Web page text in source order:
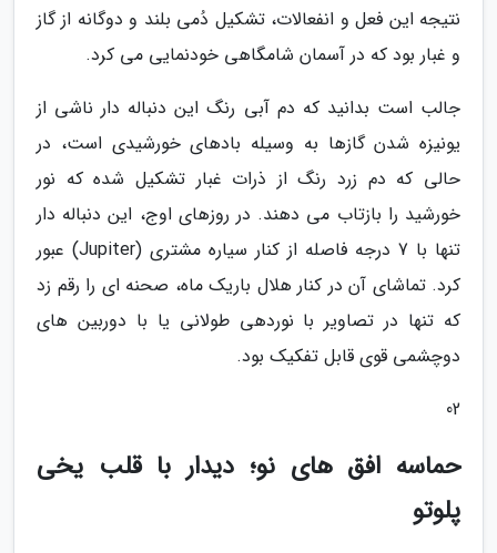
نتیجه این فعل و انفعالات، تشکیل دُمی بلند و دوگانه از گاز
و غبار بود که در آسمان شامگاهی خودنمایی می کرد.
جالب است بدانید که دم آبی رنگ این دنباله دار ناشی از
یونیزه شدن گازها به وسیله بادهای خورشیدی است، در
حالی که دم زرد رنگ از ذرات غبار تشکیل شده که نور
خورشید را بازتاب می دهند. در روزهای اوج، این دنباله دار
تنها با 7 درجه فاصله از کنار سیاره مشتری (Jupiter) عبور
کرد. تماشای آن در کنار هلال باریک ماه، صحنه ای را رقم زد
که تنها در تصاویر با نوردهی طولانی یا با دوربین های
دوچشمی قوی قابل تفکیک بود.
02
حماسه افق های نو؛ دیدار با قلب یخی
پلوتو